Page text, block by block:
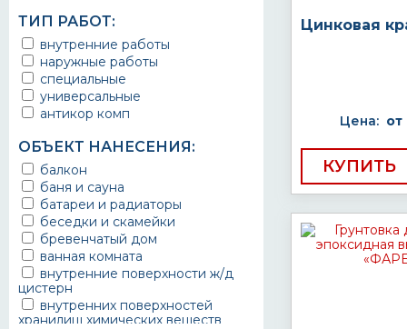
эмаль
Краска
Покрытие
грунт эмаль
защитное покрытие
ТИП РАБОТ:
внутренние работы
наружные работы
специальные
универсальные
антикор комп
ОБЪЕКТ НАНЕСЕНИЯ:
балкон
баня и сауна
батареи и радиаторы
беседки и скамейки
бревенчатый дом
ванная комната
внутренние поверхности ж/д
цистерн
внутренних поверхностей
хранилищ химических веществ
Цинковая
Цена: от
КУПИТЬ